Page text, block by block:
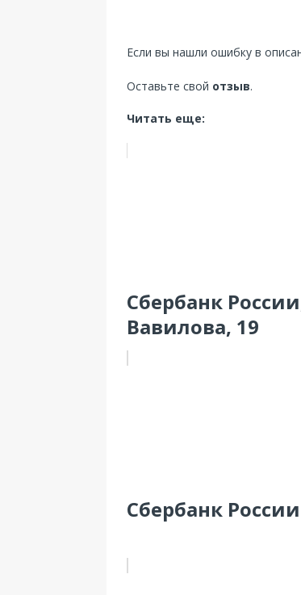
Если вы нашли ошибку в
Оставьте свой отзыв.
Читать еще:
Сбербанк
Вавилова, 19
Сбербанк